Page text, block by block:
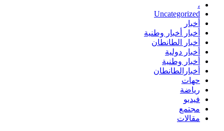
،
Uncategorized
أخبار
أخبار أخبار وطنية
أخبار الطانطان
أخبار دولية
أخبار وطنية
أخبارالطانطان
حهات
رياضة
فيديو
مجتمع
مقالات